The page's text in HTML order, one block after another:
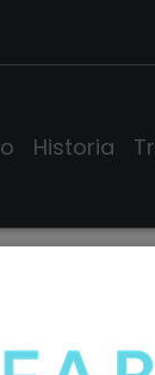
Historia